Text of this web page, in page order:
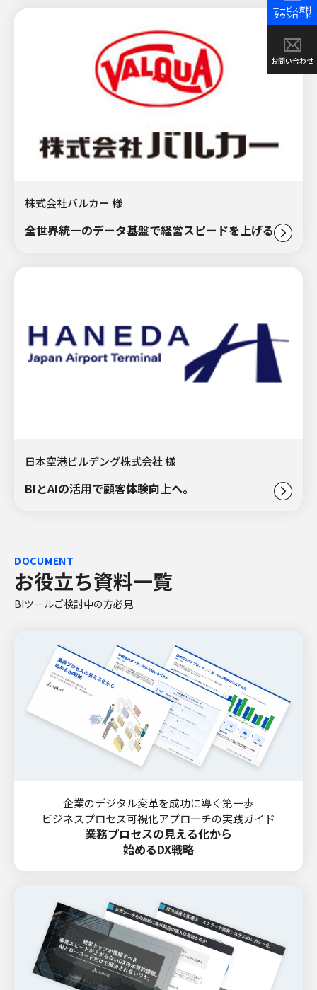
サービス資料
ダウンロード
お問い合わせ
株式会社バルカー 様
全世界統一のデータ基盤で経営スピードを上げる。
日本空港ビルデング株式会社 様
BIとAIの活用で顧客体験向上へ。
DOCUMENT
お役立ち資料一覧
BIツールご検討中の方必見
企業のデジタル変革を成功に導く第一歩
ビジネスプロセス可視化アプローチの実践ガイド
業務プロセスの見える化から
始めるDX戦略